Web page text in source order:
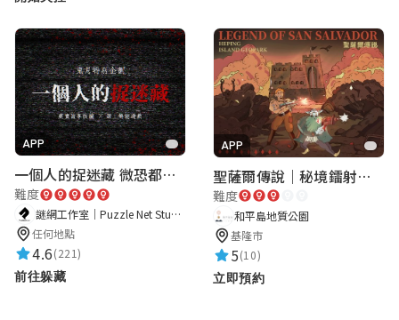
凌黎孍
2024-08-23 14:28:54 ★★★★★
紀雲瀚
2024-08-22 14:59:17 ★★★★★
APP
一個人的捉迷藏 微恐都市傳說
難度
謎網工作室｜Puzzle Net Studio
任何地點
4.6(221)
前往躲藏
APP
聖薩爾傳說｜秘境鐳射激戰
難度
和平島地質公園
基隆市
5(10)
立即預約